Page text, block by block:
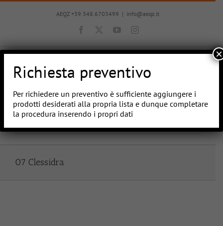
Salta
AEQZ +39.348.6703499 | info@aeqz.it
Facebook YouTubeInstagram
Vai a...
07 Clessidra
Richiesta preventivo
Per richiedere un preventivo è sufficiente aggiungere i
prodotti desiderati alla propria lista e dunque completare
la procedura inserendo i propri dati
×